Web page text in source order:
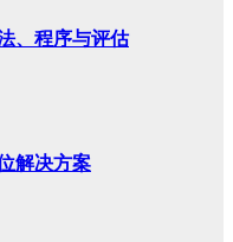
、程序与评估
解决方案